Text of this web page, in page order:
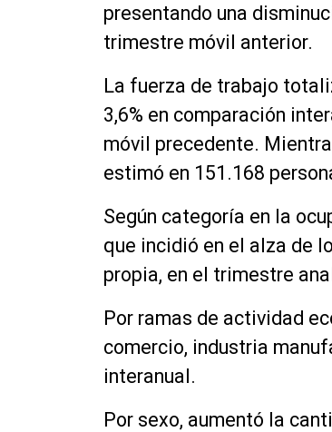
presentando una
trimestre móvil anterior.
La fuerza de trabajo
3,6% en comparación
móvil precedente.
estimó en 151.168
Según categoría en la
que incidió en el alza de
propia, en el trimestre
Por ramas de actividad
comercio, industria
interanual.
Por sexo, aumentó la